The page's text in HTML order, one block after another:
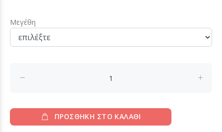
Μεγέθη
ΠΡΟΣΘΗΚΗ ΣΤΟ ΚΑΛΑΘΙ